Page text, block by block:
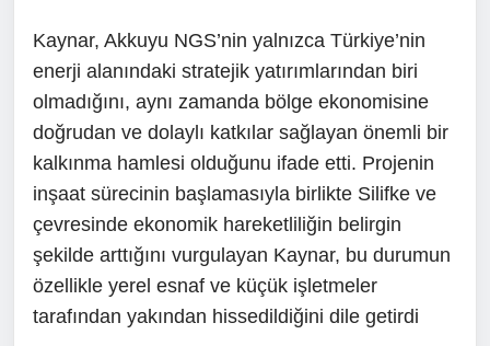
Kaynar, Akkuyu NGS’nin yalnızca Türkiye’nin
enerji alanındaki stratejik yatırımlarından biri
olmadığını, aynı zamanda bölge ekonomisine
doğrudan ve dolaylı katkılar sağlayan önemli bir
kalkınma hamlesi olduğunu ifade etti. Projenin
inşaat sürecinin başlamasıyla birlikte Silifke ve
çevresinde ekonomik hareketliliğin belirgin
şekilde arttığını vurgulayan Kaynar, bu durumun
özellikle yerel esnaf ve küçük işletmeler
tarafından yakından hissedildiğini dile getirdi